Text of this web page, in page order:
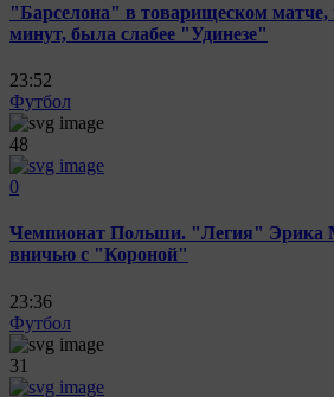
"Барселона" в товарищеском матче,
минут, была слабее "Удинезе"
23:52
Футбол
48
0
Чемпионат Польши. "Легия" Эрика
вничью с "Короной"
23:36
Футбол
31